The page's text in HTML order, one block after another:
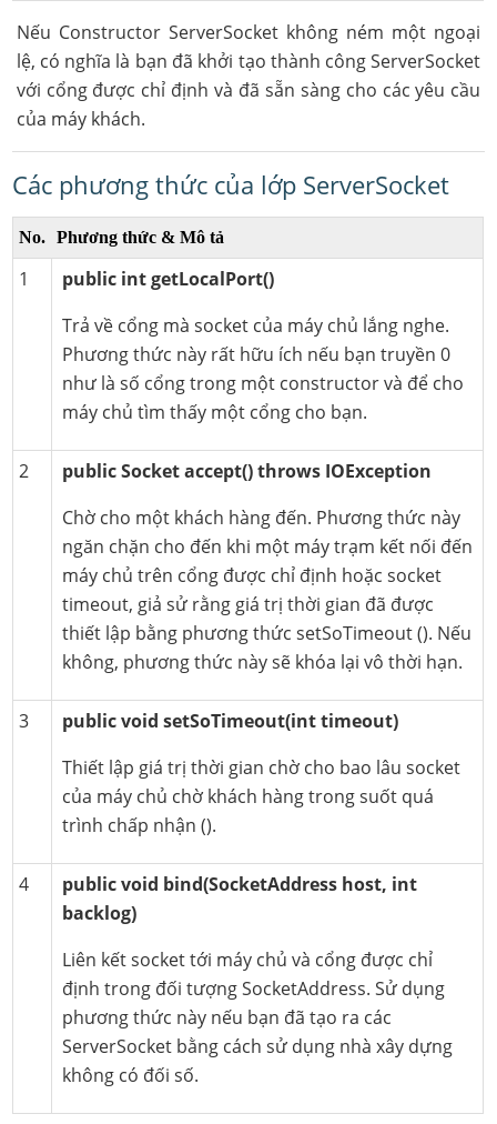
Nếu Constructor ServerSocket không ném một ngoại
lệ, có nghĩa là bạn đã khởi tạo thành công ServerSocket
với cổng được chỉ định và đã sẵn sàng cho các yêu cầu
của máy khách.
Các phương thức của lớp ServerSocket
No. Phương thức & Mô tả
1
public int getLocalPort()
Trả về cổng mà socket của máy chủ lắng nghe.
Phương thức này rất hữu ích nếu bạn truyền 0
như là số cổng trong một constructor và để cho
máy chủ tìm thấy một cổng cho bạn.
2
public Socket accept() throws IOException
Chờ cho một khách hàng đến. Phương thức này
ngăn chặn cho đến khi một máy trạm kết nối đến
máy chủ trên cổng được chỉ định hoặc socket
timeout, giả sử rằng giá trị thời gian đã được
thiết lập bằng phương thức setSoTimeout (). Nếu
không, phương thức này sẽ khóa lại vô thời hạn.
3
public void setSoTimeout(int timeout)
Thiết lập giá trị thời gian chờ cho bao lâu socket
của máy chủ chờ khách hàng trong suốt quá
trình chấp nhận ().
4
public void bind(SocketAddress host, int
backlog)
Liên kết socket tới máy chủ và cổng được chỉ
định trong đối tượng SocketAddress. Sử dụng
phương thức này nếu bạn đã tạo ra các
ServerSocket bằng cách sử dụng nhà xây dựng
không có đối số.